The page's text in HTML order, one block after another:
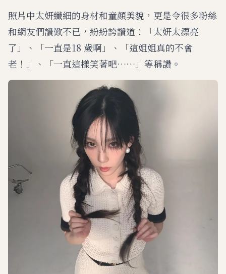
照片中太妍纖細的身材和童顏美貌，更是令很多粉絲
和網友們讚歎不已，紛紛誇讚道：「太妍太漂亮
了」、「一直是18 歲啊」、「這姐姐真的不會
老！」、「一直這樣笑著吧……」等稱讚。